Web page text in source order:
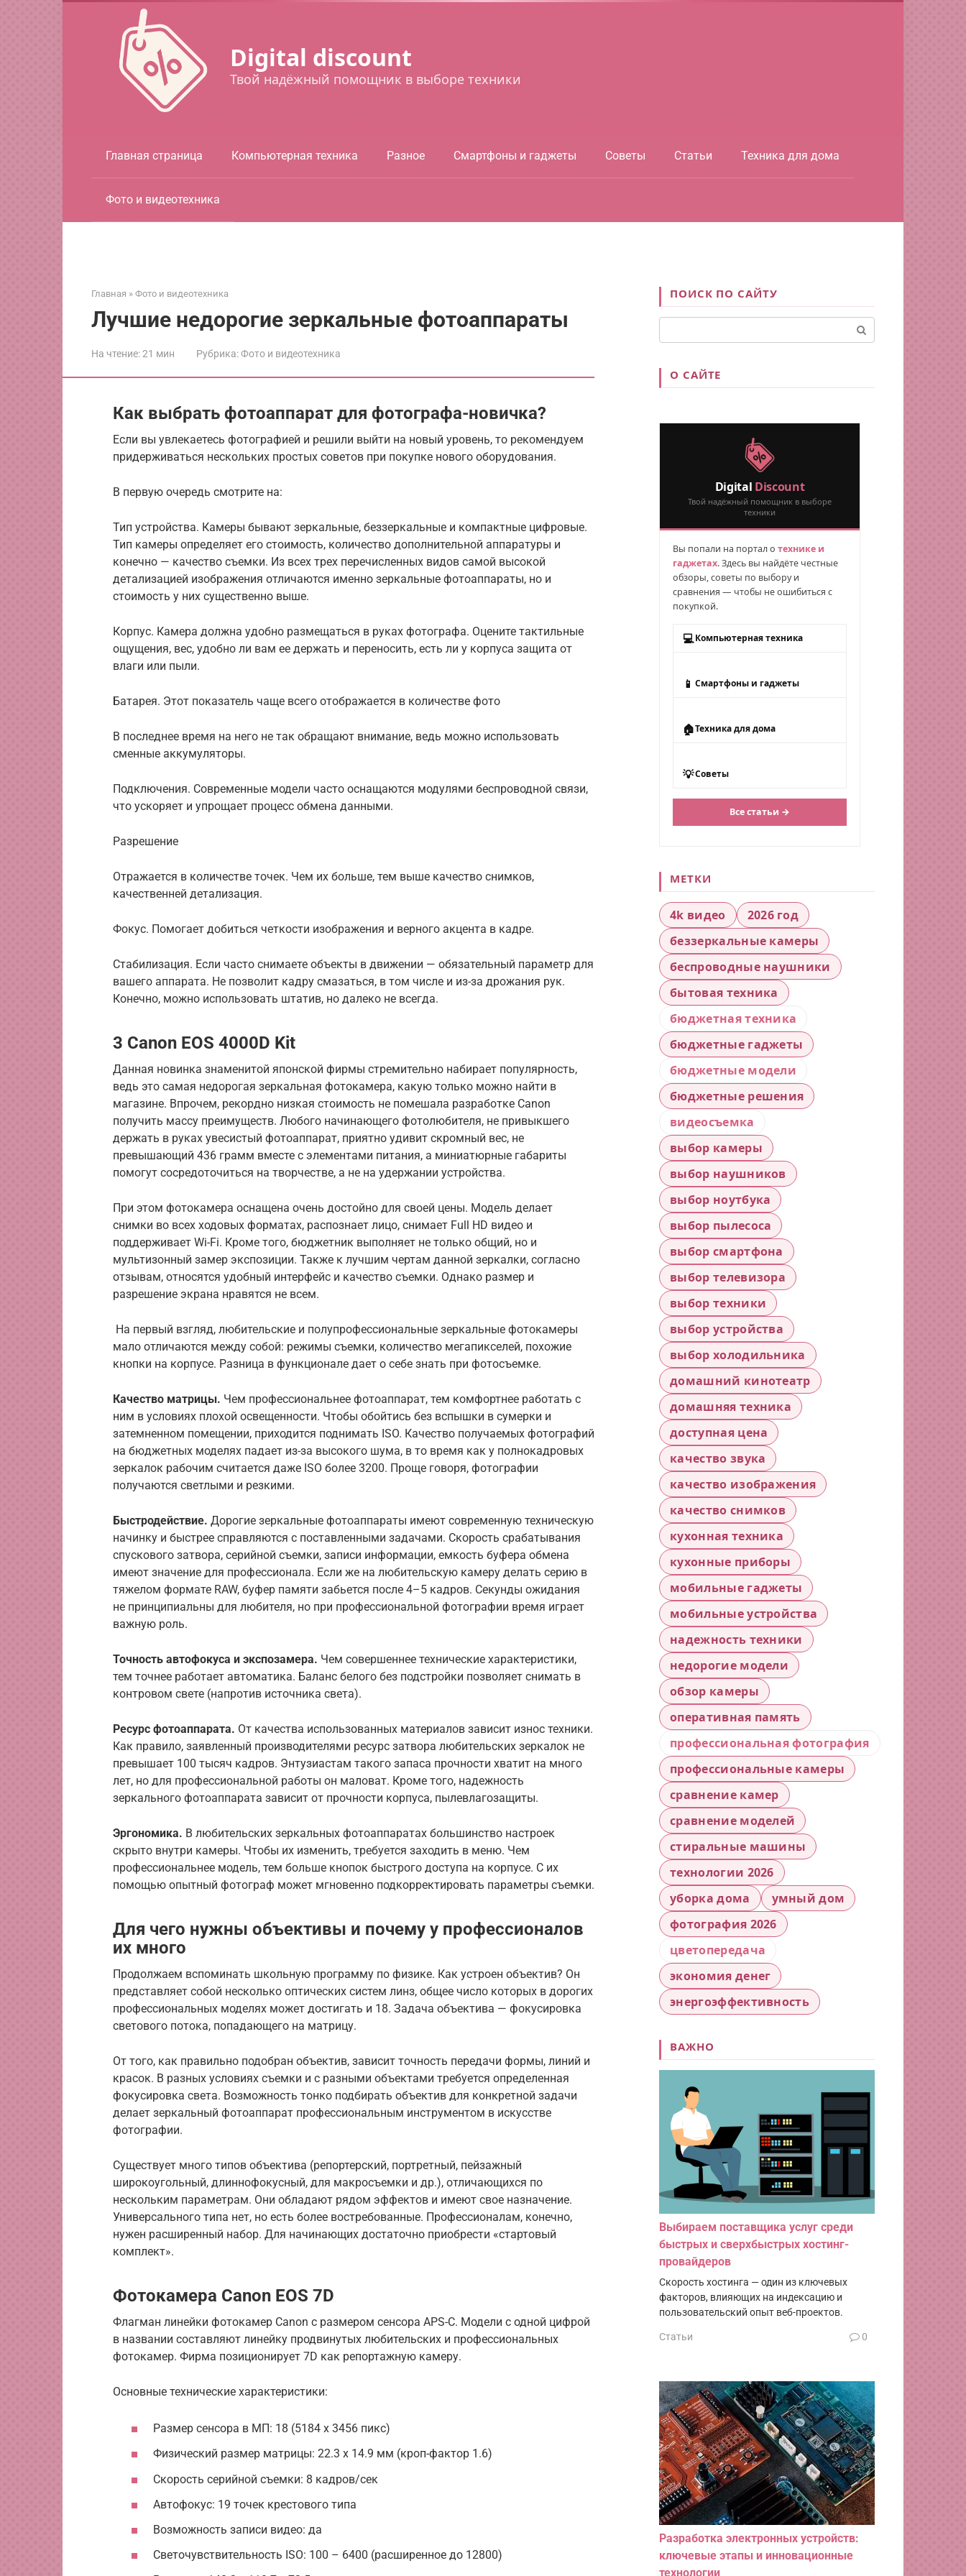
Digital discount
Твой надёжный помощник в выборе техники
Главная страница Компьютерная техника Разное Смартфоны и гаджеты Советы Статьи Техника для дома
Фото и видеотехника
Главная » Фото и видеотехника
Лучшие недорогие зеркальные фотоаппараты
На чтение:21 мин Рубрика:Фото и видеотехника
Как выбрать фотоаппарат для фотографа-новичка?
Если вы увлекаетесь фотографией и решили выйти на новый уровень, то рекомендуем
придерживаться нескольких простых советов при покупке нового оборудования.
В первую очередь смотрите на:
Тип устройства. Камеры бывают зеркальные, беззеркальные и компактные цифровые.
Тип камеры определяет его стоимость, количество дополнительной аппаратуры и
конечно — качество съемки. Из всех трех перечисленных видов самой высокой
детализацией изображения отличаются именно зеркальные фотоаппараты, но и
стоимость у них существенно выше.
Корпус. Камера должна удобно размещаться в руках фотографа. Оцените тактильные
ощущения, вес, удобно ли вам ее держать и переносить, есть ли у корпуса защита от
влаги или пыли.
Батарея. Этот показатель чаще всего отображается в количестве фото
В последнее время на него не так обращают внимание, ведь можно использовать
сменные аккумуляторы.
Подключения. Современные модели часто оснащаются модулями беспроводной связи,
что ускоряет и упрощает процесс обмена данными.
Разрешение
Отражается в количестве точек. Чем их больше, тем выше качество снимков,
качественней детализация.
Фокус. Помогает добиться четкости изображения и верного акцента в кадре.
Стабилизация. Если часто снимаете объекты в движении — обязательный параметр для
вашего аппарата. Не позволит кадру смазаться, в том числе и из-за дрожания рук.
Конечно, можно использовать штатив, но далеко не всегда.
3 Canon EOS 4000D Kit
Данная новинка знаменитой японской фирмы стремительно набирает популярность,
ведь это самая недорогая зеркальная фотокамера, какую только можно найти в
магазине. Впрочем, рекордно низкая стоимость не помешала разработке Canon
получить массу преимуществ. Любого начинающего фотолюбителя, не привыкшего
держать в руках увесистый фотоаппарат, приятно удивит скромный вес, не
превышающий 436 грамм вместе с элементами питания, а миниатюрные габариты
помогут сосредоточиться на творчестве, а не на удержании устройства.
При этом фотокамера оснащена очень достойно для своей цены. Модель делает
снимки во всех ходовых форматах, распознает лицо, снимает Full HD видео и
поддерживает Wi-Fi. Кроме того, бюджетник выполняет не только общий, но и
мультизонный замер экспозиции. Также к лучшим чертам данной зеркалки, согласно
отзывам, относятся удобный интерфейс и качество съемки. Однако размер и
разрешение экрана нравятся не всем.
На первый взгляд, любительские и полупрофессиональные зеркальные фотокамеры
мало отличаются между собой: режимы съемки, количество мегапикселей, похожие
кнопки на корпусе. Разница в функционале дает о себе знать при фотосъемке.
Качество матрицы. Чем профессиональнее фотоаппарат, тем комфортнее работать с
ним в условиях плохой освещенности. Чтобы обойтись без вспышки в сумерки и
затемненном помещении, приходится поднимать ISO. Качество получаемых фотографий
на бюджетных моделях падает из-за высокого шума, в то время как у полнокадровых
зеркалок рабочим считается даже ISO более 3200. Проще говоря, фотографии
получаются светлыми и резкими.
Быстродействие. Дорогие зеркальные фотоаппараты имеют современную техническую
начинку и быстрее справляются с поставленными задачами. Скорость срабатывания
спускового затвора, серийной съемки, записи информации, емкость буфера обмена
имеют значение для профессионала. Если же на любительскую камеру делать серию в
тяжелом формате RAW, буфер памяти забьется после 4–5 кадров. Секунды ожидания
не принципиальны для любителя, но при профессиональной фотографии время играет
важную роль.
Точность автофокуса и экспозамера. Чем совершеннее технические характеристики,
тем точнее работает автоматика. Баланс белого без подстройки позволяет снимать в
контровом свете (напротив источника света).
Ресурс фотоаппарата. От качества использованных материалов зависит износ техники.
Как правило, заявленный производителями ресурс затвора любительских зеркалок не
превышает 100 тысяч кадров. Энтузиастам такого запаса прочности хватит на много
лет, но для профессиональной работы он маловат. Кроме того, надежность
зеркального фотоаппарата зависит от прочности корпуса, пылевлагозащиты.
Эргономика. В любительских зеркальных фотоаппаратах большинство настроек
скрыто внутри камеры. Чтобы их изменить, требуется заходить в меню. Чем
профессиональнее модель, тем больше кнопок быстрого доступа на корпусе. С их
помощью опытный фотограф может мгновенно подкорректировать параметры съемки.
Для чего нужны объективы и почему у профессионалов
их много
Продолжаем вспоминать школьную программу по физике. Как устроен объектив? Он
представляет собой несколько оптических систем линз, общее число которых в дорогих
профессиональных моделях может достигать и 18. Задача объектива — фокусировка
светового потока, попадающего на матрицу.
От того, как правильно подобран объектив, зависит точность передачи формы, линий и
красок. В разных условиях съемки и с разными объектами требуется определенная
фокусировка света. Возможность тонко подбирать объектив для конкретной задачи
делает зеркальный фотоаппарат профессиональным инструментом в искусстве
фотографии.
Существует много типов объектива (репортерский, портретный, пейзажный
широкоугольный, длиннофокусный, для макросъемки и др.), отличающихся по
нескольким параметрам. Они обладают рядом эффектов и имеют свое назначение.
Универсального типа нет, но есть более востребованные. Профессионалам, конечно,
нужен расширенный набор. Для начинающих достаточно приобрести «стартовый
комплект».
Фотокамера Canon EOS 7D
Флагман линейки фотокамер Canon с размером сенсора APS-C. Модели с одной цифрой
в названии составляют линейку продвинутых любительских и профессиональных
фотокамер. Фирма позиционирует 7D как репортажную камеру.
Основные технические характеристики:
Размер сенсора в МП: 18 (5184 x 3456 пикс)
Физический размер матрицы: 22.3 x 14.9 мм (кроп-фактор 1.6)
Скорость серийной съемки: 8 кадров/сек
Автофокус: 19 точек крестового типа
Возможность записи видео: да
Светочувствительность ISO: 100 – 6400 (расширенное до 12800)
ПОИСК ПО САЙТУ
О САЙТЕ
Digital Discount
Твой надёжный помощник в выборе
техники
Вы попали на портал о технике и
гаджетах. Здесь вы найдёте честные
обзоры, советы по выбору и
сравнения — чтобы не ошибиться с
покупкой.
💻 Компьютерная техника
📱 Смартфоны и гаджеты
🏠Техника для дома
💡Советы
Все статьи →
МЕТКИ
4k видео
2026 год
беззеркальные камеры
беспроводные наушники
бытовая техника
бюджетная техника
бюджетные гаджеты
бюджетные модели
бюджетные решения
видеосъемка
выбор камеры
выбор наушников
выбор ноутбука
выбор пылесоса
выбор смартфона
выбор телевизора
выбор техники
выбор устройства
выбор холодильника
домашний кинотеатр
домашняя техника
доступная цена
качество звука
качество изображения
качество снимков
кухонная техника
кухонные приборы
мобильные гаджеты
мобильные устройства
надежность техники
недорогие модели
обзор камеры
оперативная память
профессиональная фотография
профессиональные камеры
сравнение камер
сравнение моделей
стиральные машины
технологии 2026
уборка дома
умный дом
фотография 2026
цветопередача
экономия денег
энергоэффективность
ВАЖНО
Выбираем поставщика услуг среди
быстрых и сверхбыстрых хостинг-
провайдеров
Скорость хостинга — один из ключевых
факторов, влияющих на индексацию и
пользовательский опыт веб-проектов.
Статьи 0
Разработка электронных устройств:
ключевые этапы и инновационные
технологии